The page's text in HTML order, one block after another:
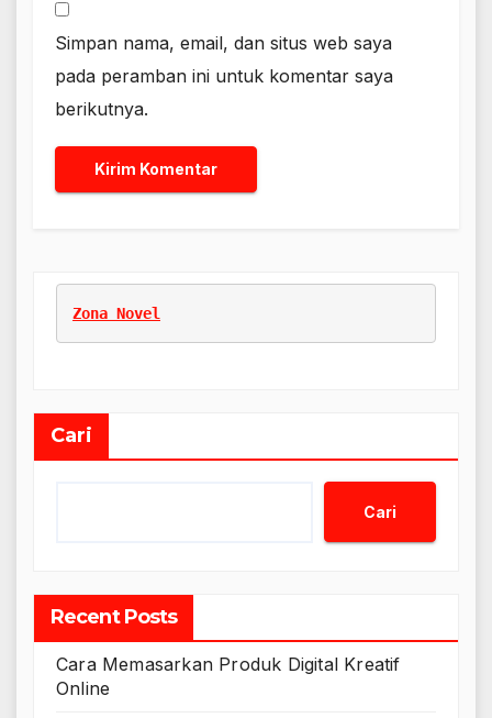
Simpan nama, email, dan situs web saya
pada peramban ini untuk komentar saya
berikutnya.
Zona Novel
Cari
Cari
Recent Posts
Cara Memasarkan Produk Digital Kreatif
Online